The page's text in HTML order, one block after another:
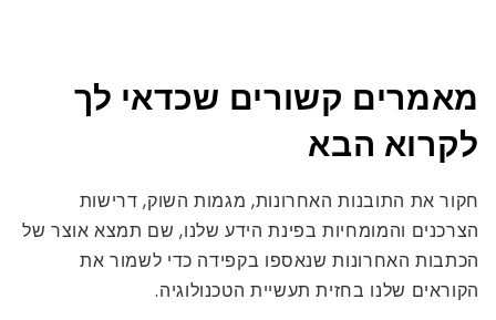
מאמרים קשורים שכדאי לך
לקרוא הבא
חקור את התובנות האחרונות, מגמות השוק, דרישות
הצרכנים והמומחיות בפינת הידע שלנו, שם תמצא אוצר של
הכתבות האחרונות שנאספו בקפידה כדי לשמור את
הקוראים שלנו בחזית תעשיית הטכנולוגיה.